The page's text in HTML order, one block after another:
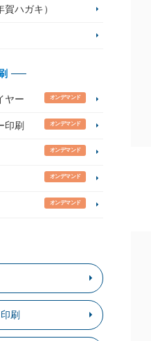
ハガキ）
ヤー オンデマンド
印刷 オンデマンド
オンデマンド
オンデマンド
オンデマンド
刷